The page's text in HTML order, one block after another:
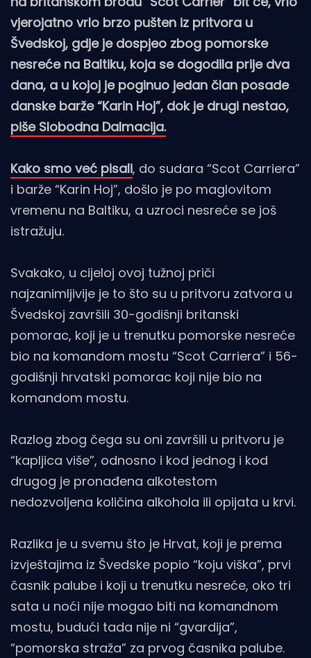
vjerojatno vrlo brzo pušten iz pritvora u
Švedskoj, gdje je dospjeo zbog pomorske
nesreće na Baltiku, koja se dogodila prije dva
dana, a u kojoj je poginuo jedan član posade
danske barže “Karin Hoj”, dok je drugi nestao,
piše Slobodna Dalmacija.
Kako smo već pisali, do sudara “Scot Carriera”
i barže “Karin Hoj”, došlo je po maglovitom
vremenu na Baltiku, a uzroci nesreće se još
istražuju.
Svakako, u cijeloj ovoj tužnoj priči
najzanimljivije je to što su u pritvoru zatvora u
Švedskoj završili 30-godišnji britanski
pomorac, koji je u trenutku pomorske nesreće
bio na komandom mostu “Scot Carriera” i 56-
godišnji hrvatski pomorac koji nije bio na
komandom mostu.
Razlog zbog čega su oni završili u pritvoru je
“kapljica više”, odnosno i kod jednog i kod
drugog je pronađena alkotestom
nedozvoljena količina alkohola ili opijata u krvi.
Razlika je u svemu što je Hrvat, koji je prema
izvještajima iz Švedske popio “koju viška”, prvi
časnik palube i koji u trenutku nesreće, oko tri
sata u noći nije mogao biti na komandnom
mostu, budući tada nije ni “gvardija”,
“pomorska straža” za prvog časnika palube.